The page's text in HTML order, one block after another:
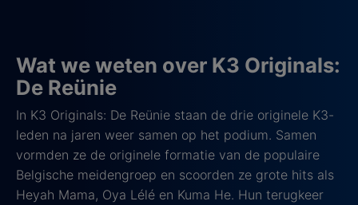
Wat we weten over K3 Originals:
De Reünie
In K3 Originals: De Reünie staan de drie originele K3-
leden na jaren weer samen op het podium. Samen
vormden ze de originele formatie van de populaire
Belgische meidengroep en scoorden ze grote hits als
Heyah Mama, Oya Lélé en Kuma He. Hun terugkeer